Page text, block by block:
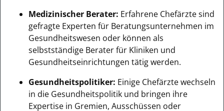
Medizinischer Berater: Erfahrene Chefärzte sind
gefragte Experten für Beratungsunternehmen im
Gesundheitswesen oder können als
selbstständige Berater für Kliniken und
Gesundheitseinrichtungen tätig werden.
Gesundheitspolitiker: Einige Chefärzte wechseln
in die Gesundheitspolitik und bringen ihre
Expertise in Gremien, Ausschüssen oder